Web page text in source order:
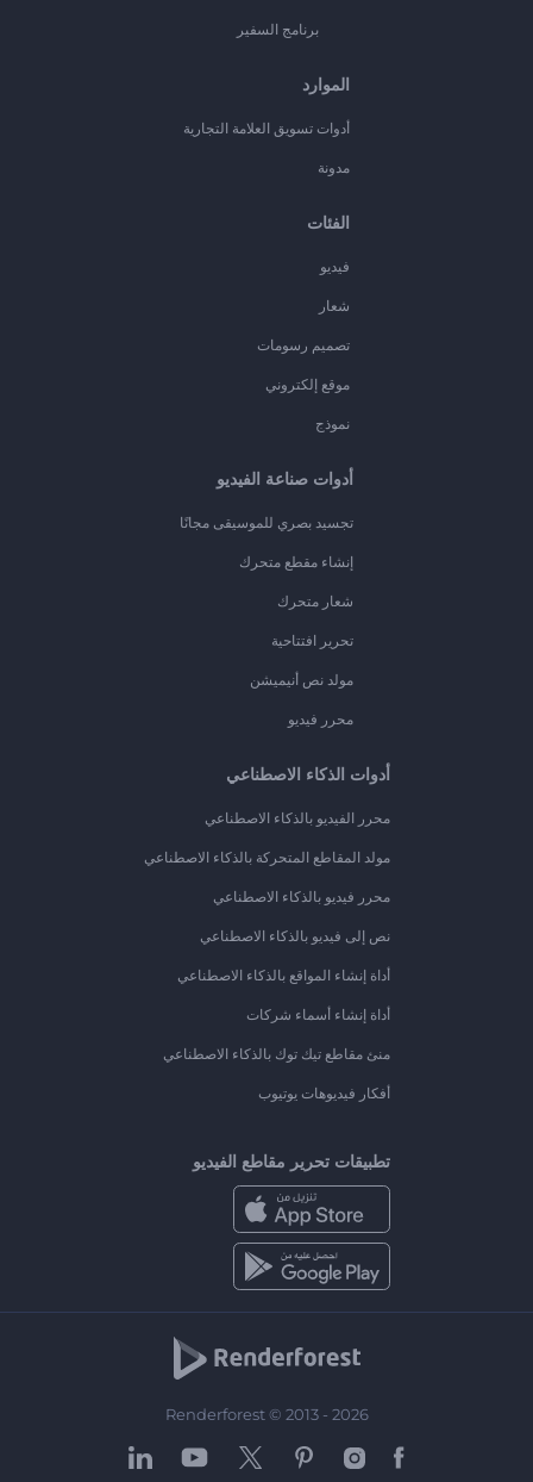
برنامج السفير
الموارد
أدوات تسويق العلامة التجارية
مدونة
الفئات
فيديو
شعار
تصميم رسومات
موقع إلكتروني
نموذج
أدوات صناعة الفيديو
تجسيد بصري للموسيقى مجانًا
إنشاء مقطع متحرك
شعار متحرك
تحرير افتتاحية
مولد نص أنيميشن
محرر فيديو
أدوات الذكاء الاصطناعي
محرر الفيديو بالذكاء الاصطناعي
مولد المقاطع المتحركة بالذكاء الاصطناعي
محرر فيديو بالذكاء الاصطناعي
نص إلى فيديو بالذكاء الاصطناعي
أداة إنشاء المواقع بالذكاء الاصطناعي
أداة إنشاء أسماء شركات
منئ مقاطع تيك توك بالذكاء الاصطناعي
أفكار فيديوهات يوتيوب
تطبيقات تحرير مقاطع الفيديو
Renderforest © 2013 - 2026